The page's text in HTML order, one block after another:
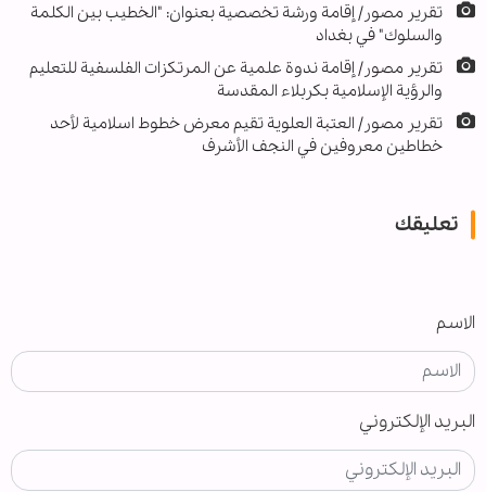
تقرير مصور/ إقامة ورشة تخصصية بعنوان: "الخطيب بين الكلمة
والسلوك" في بغداد
تقرير مصور/ إقامة ندوة علمية عن المرتكزات الفلسفية للتعليم
والرؤية الإسلامية بكربلاء المقدسة
تقرير مصور/ العتبة العلوية تقيم معرض خطوط اسلامية لأحد
خطاطين معروفين في النجف الأشرف
تعليقك
الاسم
البريد الإلكتروني